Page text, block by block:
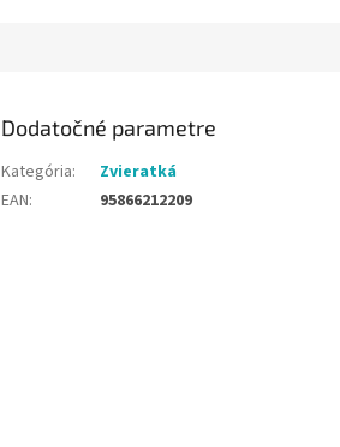
Dodatočné parametre
Kategória:
Zvieratká
EAN: 95866212209